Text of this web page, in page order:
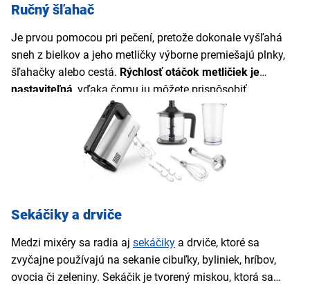
Ručný šľahač
Je prvou pomocou pri pečení, pretože dokonale vyšľahá
sneh z bielkov a jeho metličky výborne premiešajú plnky,
šľahačky alebo cestá. Rýchlosť otáčok metličiek je
nastaviteľná , vďaka čomu ju môžete prispôsobiť
konkrétnym surovinám. Niektoré modely majú v balení aj
, vďaka ktorým nebudete musieť mixér
počas celej doby prevádzky držať. Zvyčajne sú súčasťou
balenia okrem metličiek na šľahanie ajháky na miesenie a
Sekáčiky a drviče
Medzi mixéry sa radia aj sekáčiky a drviče, ktoré sa
zvyčajne používajú na sekanie cibuľky, byliniek, hríbov,
ovocia či zeleniny. Sekáčik je tvorený miskou, ktorá sa